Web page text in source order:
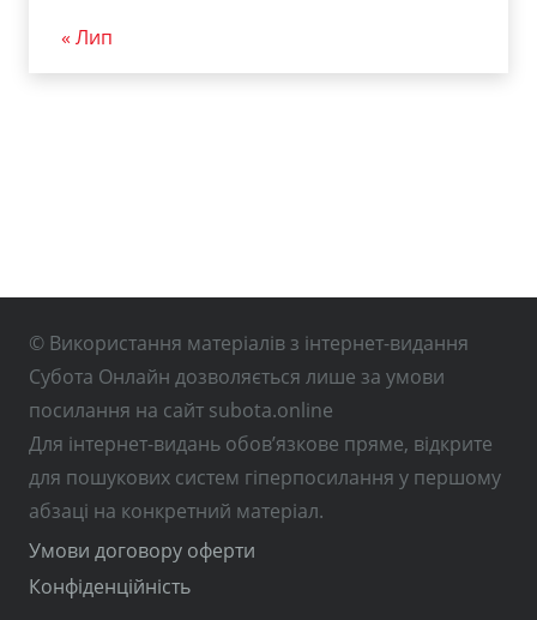
« Лип
© Використання матеріалів з інтернет-видання
Субота Онлайн дозволяється лише за умови
посилання на сайт subota.online
Для інтернет-видань обов’язкове пряме, відкрите
для пошукових систем гіперпосилання у першому
абзаці на конкретний матеріал.
Умови договору оферти
Конфіденційність